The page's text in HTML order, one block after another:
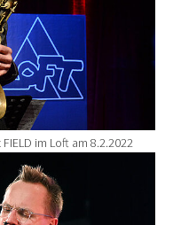
im Loft am 8.2.2022